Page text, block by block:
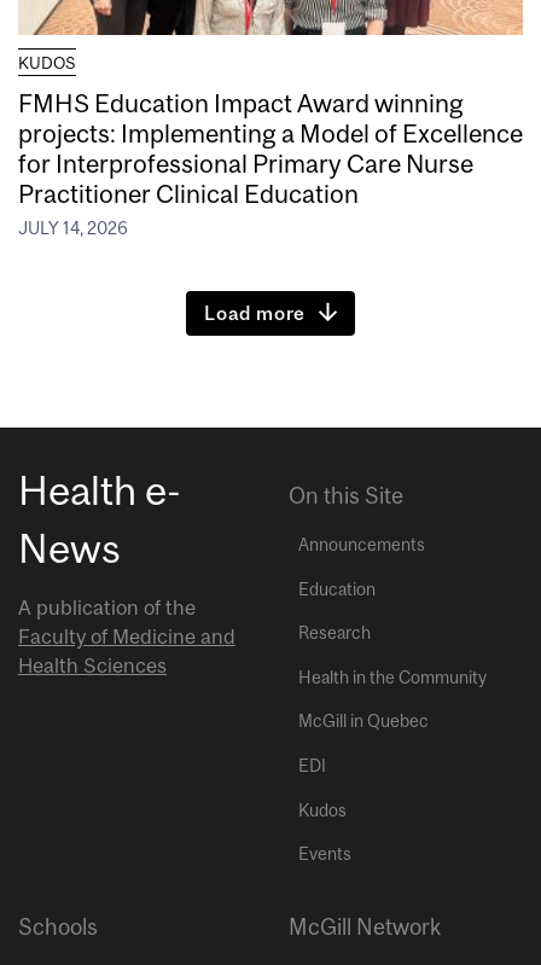
KUDOS
FMHS Education Impact Award winning
projects: Implementing a Model of Excellence
for Interprofessional Primary Care Nurse
Practitioner Clinical Education
JULY 14, 2026
Load more
Health e-
News
A publication of the
Faculty of Medicine and
Health Sciences
On this Site
Announcements
Education
Research
Health in the Community
McGill in Quebec
EDI
Kudos
Events
Schools McGill Network